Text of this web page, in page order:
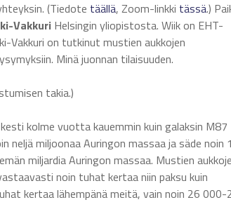
(Tiedote täällä, Zoom-linkki tässä.)
Vakkuri Helsingin yliopistosta. Wiik on EHT-
Vakkuri on tutkinut mustien aukkojen
Minä juonnan tilaisuuden.
takia.)
kolme vuotta kauemmin kuin galaksin M87
neljä miljoonaa Auringon massaa ja säde noin
miljardia Auringon massaa. Mustien
noin tuhat kertaa niin paksu kuin
kertaa lähempänä meitä, vain noin 26 000-